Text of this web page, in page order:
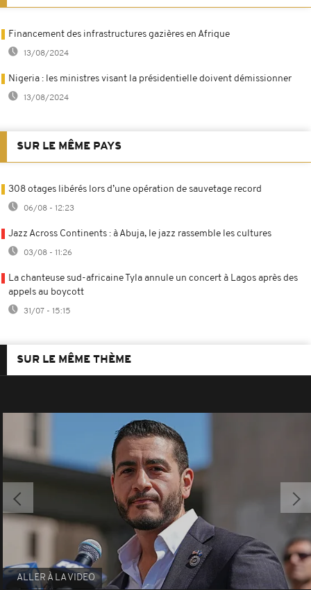
Financement des infrastructures gazières en Afrique
13/08/2024
Nigeria : les ministres visant la présidentielle doivent démissionner
13/08/2024
SUR LE MÊME PAYS
308 otages libérés lors d’une opération de sauvetage record
06/08 - 12:23
Jazz Across Continents : à Abuja, le jazz rassemble les cultures
03/08 - 11:26
La chanteuse sud-africaine Tyla annule un concert à Lagos après des
appels au boycott
31/07 - 15:15
SUR LE MÊME THÈME
ALLER À LA VIDEO